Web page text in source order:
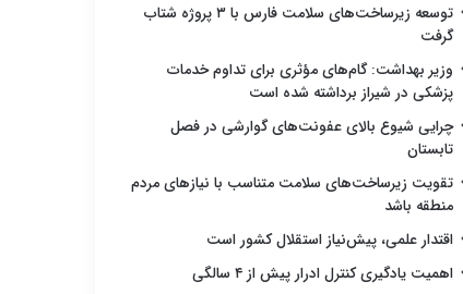
توسعه زیرساخت‌های سلامت فارس با ۳ پروژه شتاب
گرفت
وزیر بهداشت: گام‌های مؤثری برای تداوم خدمات
پزشکی در شیراز برداشته شده است
چرایی شیوع بالای عفونت‌های گوارشی در فصل
تابستان
تقویت زیرساخت‌های سلامت متناسب با نیازهای مردم
منطقه باشد
اقتدار علمی، پیش‌نیاز استقلال کشور است
اهمیت یادگیری کنترل ادرار پیش از ۴ سالگی